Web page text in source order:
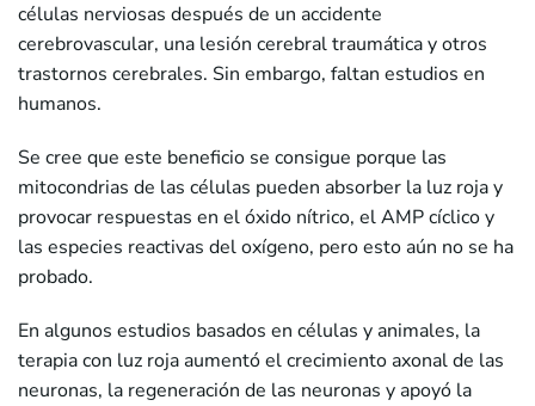
células nerviosas después de un accidente
cerebrovascular, una lesión cerebral traumática y otros
trastornos cerebrales. Sin embargo, faltan estudios en
humanos.
Se cree que este beneficio se consigue porque las
mitocondrias de las células pueden absorber la luz roja y
provocar respuestas en el óxido nítrico, el AMP cíclico y
las especies reactivas del oxígeno, pero esto aún no se ha
probado.
En algunos estudios basados en células y animales, la
terapia con luz roja aumentó el crecimiento axonal de las
neuronas, la regeneración de las neuronas y apoyó la